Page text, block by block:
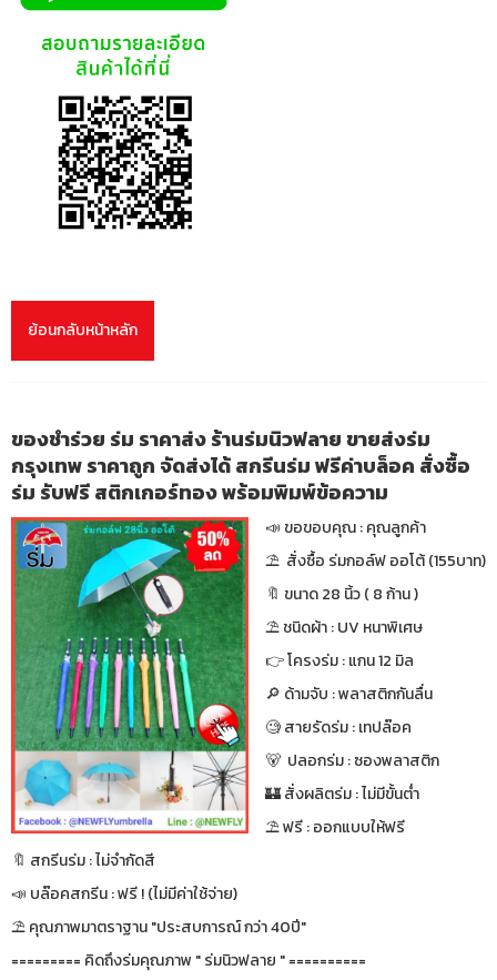
ย้อนกลับหน้าหลัก
ของชำร่วย ร่ม ราคาส่ง ร้านร่มนิวฟลาย ขายส่งร่ม
กรุงเทพ ราคาถูก จัดส่งได้ สกรีนร่ม ฟรีค่าบล็อค สั่งซื้อ
ร่ม รับฟรี สติกเกอร์ทอง พร้อมพิมพ์ข้อความ
📣 ขอขอบคุณ : คุณลูกค้า
⛱ สั่งซื้อ ร่มกอล์ฟ ออโต้ (155บาท)
🔖 ขนาด 28 นิ้ว ( 8 ก้าน )
⛱ ชนิดผ้า : UV หนาพิเศษ
👉 โครงร่ม : แกน 12 มิล
🔎 ด้ามจับ : พลาสติกกันลื่น
🧐 สายรัดร่ม : เทปล๊อค
🐻 ปลอกร่ม : ซองพลาสติก
🏰 สั่งผลิตร่ม : ไม่มีขั้นต่ำ
⛱ ฟรี : ออกแบบให้ฟรี
🔖 สกรีนร่ม : ไม่จำกัดสี
📣 บล๊อคสกรีน : ฟรี ! (ไม่มีค่าใช้จ่าย)
⛱ คุณภาพมาตราฐาน "ประสบการณ์ กว่า 40ปี"
========= คิดถึงร่มคุณภาพ " ร่มนิวฟลาย " ==========